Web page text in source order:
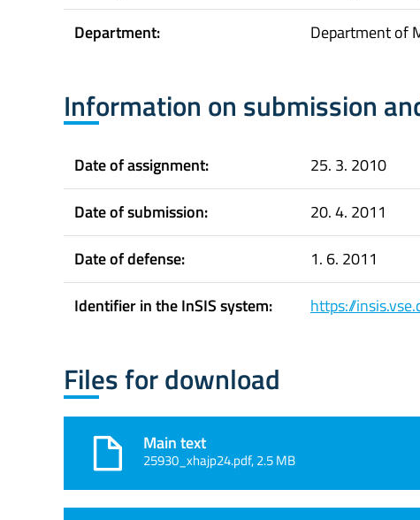
Department:
Department of
Information on submission
Date of assignment:
25. 3. 2010
Date of submission:
20. 4. 2011
Date of defense:
1. 6. 2011
Identifier in the InSIS system:
https://
Files for download
Main text
25930_xhajp24.pdf, 2.5 MB